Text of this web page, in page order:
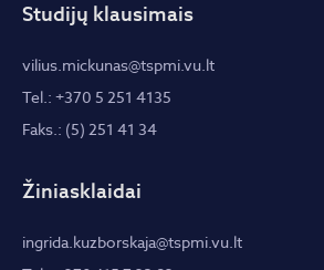
Studijų klausimais
vilius.mickunas@tspmi.vu.lt
Tel.: +370 5 251 4135
Faks.: (5) 251 41 34
Žiniasklaidai
ingrida.kuzborskaja@tspmi.vu.lt